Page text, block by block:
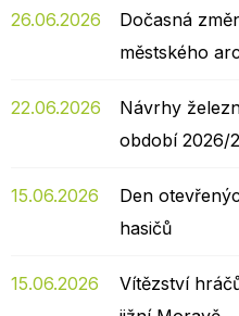
26.06.2026
Dočasná
městského
22.06.2026
Návrhy
období 2026/
15.06.2026
Den
hasičů
15.06.2026
Vítězství